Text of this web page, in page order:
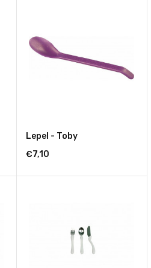
Lepel - Toby
€7,10